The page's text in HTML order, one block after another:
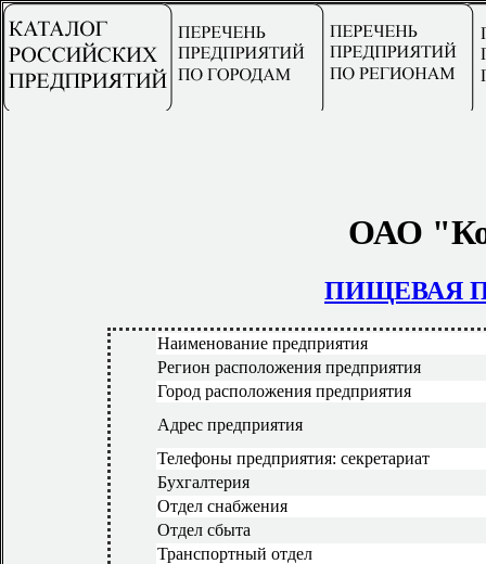
ОАО
ПИЩЕВАЯ
Наименование предприятия
Регион расположения предприятия
Город расположения предприятия
Адрес предприятия
Телефоны предприятия: секретариат
Бухгалтерия
Отдел снабжения
Отдел сбыта
Транспортный отдел